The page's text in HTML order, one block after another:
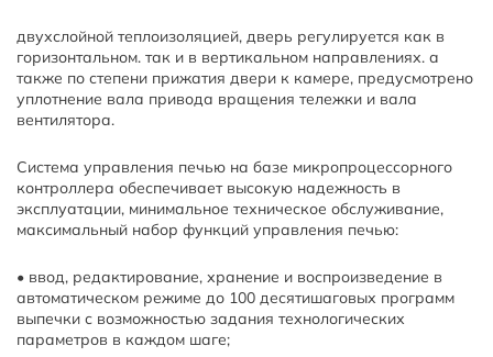
двухслойной теплоизоляцией, дверь регулируется как в
горизонтальном. так и в вертикальном направлениях. а
также по степени прижатия двери к камере, предусмотрено
уплотнение вала привода вращения тележки и вала
вентилятора.
Система управления печью на базе микропроцессорного
контроллера обеспечивает высокую надежность в
эксплуатации, минимальное техническое обслуживание,
максимальный набор функций управления печью:
• ввод, редактирование, хранение и воспроизведение в
автоматическом режиме до 100 десятишаговых программ
выпечки с возможностью задания технологических
параметров в каждом шаге;